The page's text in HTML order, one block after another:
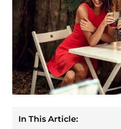
In This Article: